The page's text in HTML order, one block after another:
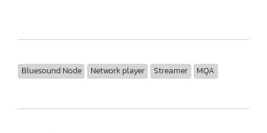
Bluesound Node Network player Streamer MQA